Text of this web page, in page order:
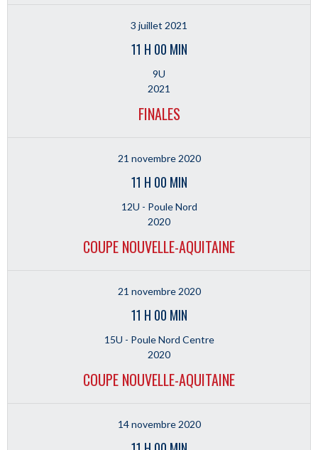
3 juillet 2021
11 H 00 MIN
9U
2021
FINALES
21 novembre 2020
11 H 00 MIN
12U - Poule Nord
2020
COUPE NOUVELLE-AQUITAINE
21 novembre 2020
11 H 00 MIN
15U - Poule Nord Centre
2020
COUPE NOUVELLE-AQUITAINE
14 novembre 2020